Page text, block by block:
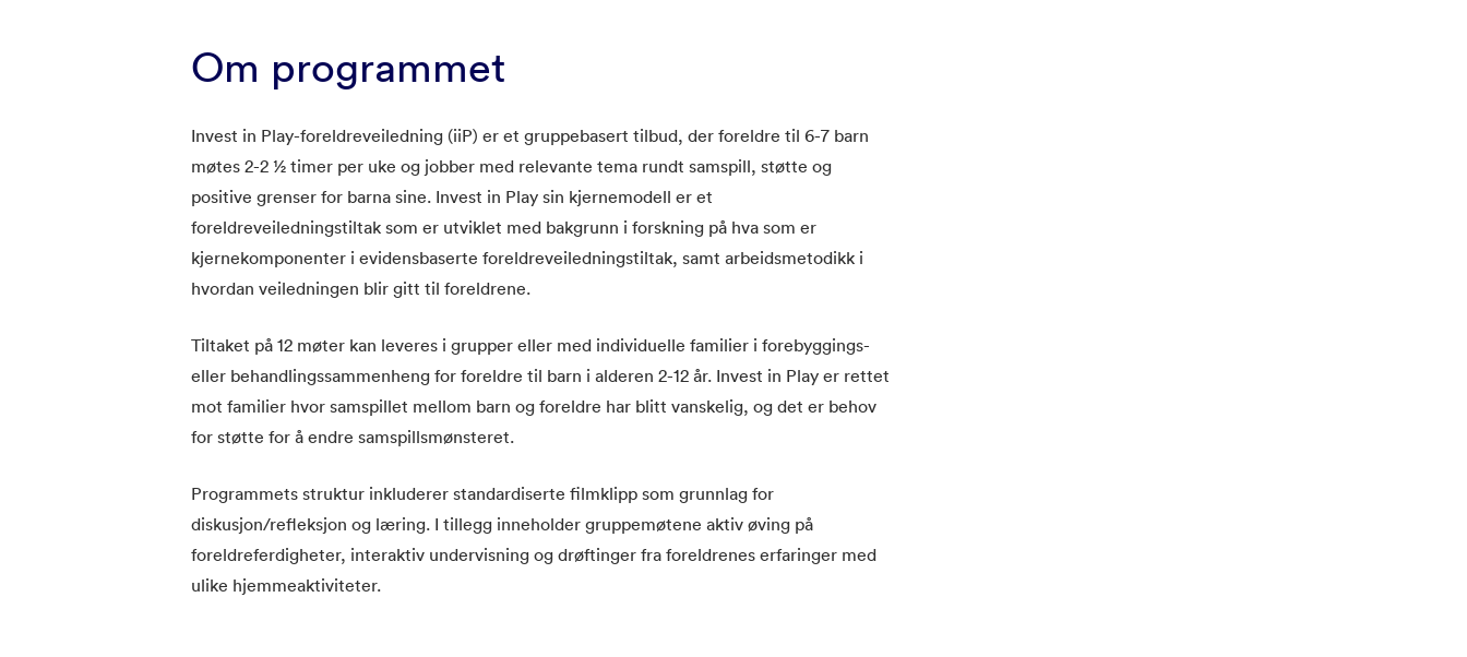
Om programmet
Invest in Play-foreldreveiledning (iiP) er et gruppebasert tilbud, der foreldre til 6-7 barn
møtes 2-2 ½ timer per uke og jobber med relevante tema rundt samspill, støtte og
positive grenser for barna sine. Invest in Play sin kjernemodell er et
foreldreveiledningstiltak som er utviklet med bakgrunn i forskning på hva som er
kjernekomponenter i evidensbaserte foreldreveiledningstiltak, samt arbeidsmetodikk i
hvordan veiledningen blir gitt til foreldrene.
Tiltaket på 12 møter kan leveres i grupper eller med individuelle familier i forebyggings-
eller behandlingssammenheng for foreldre til barn i alderen 2-12 år. Invest in Play er rettet
mot familier hvor samspillet mellom barn og foreldre har blitt vanskelig, og det er behov
for støtte for å endre samspillsmønsteret.
Programmets struktur inkluderer standardiserte filmklipp som grunnlag for
diskusjon/refleksjon og læring. I tillegg inneholder gruppemøtene aktiv øving på
foreldreferdigheter, interaktiv undervisning og drøftinger fra foreldrenes erfaringer med
ulike hjemmeaktiviteter.